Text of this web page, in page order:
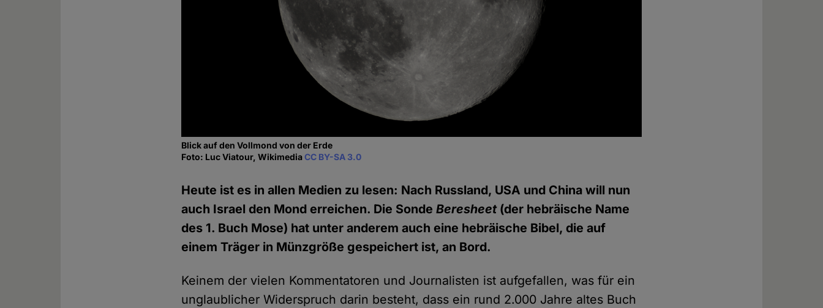
Blick auf den Vollmond von der Erde
Foto: Luc Viatour, WikimediaCC BY-SA 3.0
Heute ist es in allen Medien zu lesen: Nach Russland, USA und China will nun
auch Israel den Mond erreichen. Die SondeBeresheet(der hebräische Name
des 1. Buch Mose) hat unter anderem auch eine hebräische Bibel, die auf
einem Träger in Münzgröße gespeichert ist, an Bord.
Keinem der vielen Kommentatoren und Journalisten ist aufgefallen, was für ein
unglaublicher Widerspruch darin besteht, dass ein rund 2.000 Jahre altes Buch